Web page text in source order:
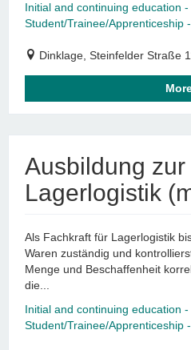
Initial and continuing education -
Student/Trainee/Apprenticeship
Dinklage, Steinfelder Straße
Ausbildung
Lagerlogistik
Als Fachkraft für Lagerlogistik
Waren zuständig und
Menge und Beschaffenheit
die...
Initial and continuing education -
Student/Trainee/Apprenticeship